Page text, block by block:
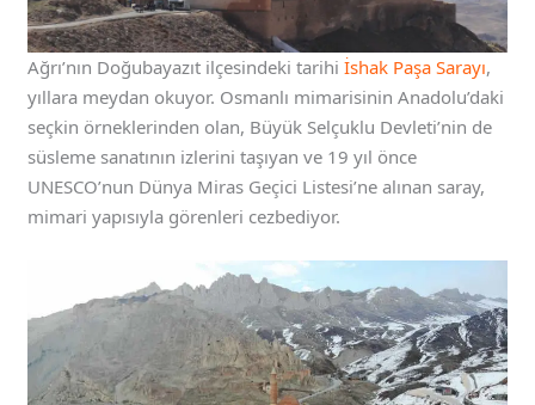
Ağrı’nın Doğubayazıt ilçesindeki tarihiİshak Paşa Sarayı,
yıllara meydan okuyor. Osmanlı mimarisinin Anadolu’daki
seçkin örneklerinden olan, Büyük Selçuklu Devleti’nin de
süsleme sanatının izlerini taşıyan ve 19 yıl önce
UNESCO’nun Dünya Miras Geçici Listesi’ne alınan saray,
mimari yapısıyla görenleri cezbediyor.